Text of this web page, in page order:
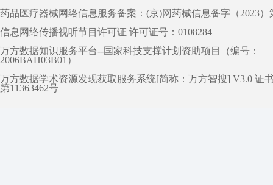
药品医疗器械网络信息服务备案：(京)网药械信息备字（2023）
信息网络传播视听节目许可证 许可证号：0108284
万方数据知识服务平台--国家科技支撑计划资助项目（编号：
2006BAH03B01）
万方数据学术资源发现获取服务系统[简称：万方智搜] V3.0 证
第11363462号